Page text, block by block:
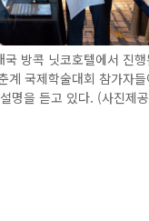
방콕 닛코호텔에서 진행
계 국제학술대회 참가자
명을 듣고 있다. (사진제